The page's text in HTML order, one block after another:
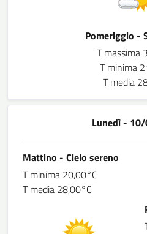
Pomeriggio -
T massima
T minima
T media
Lunedì -
Mattino - Cielo sereno
T minima 20,00°C
T media 28,00°C